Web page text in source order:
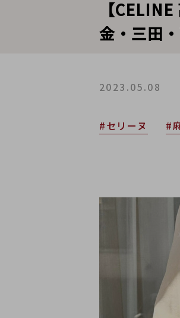
【
金・三田
2023.05.08
#セリーヌ #